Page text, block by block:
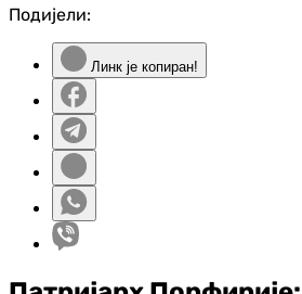
Подијели:
Линк је копиран!